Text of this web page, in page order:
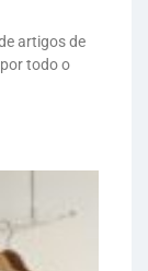
artigos de
todo o